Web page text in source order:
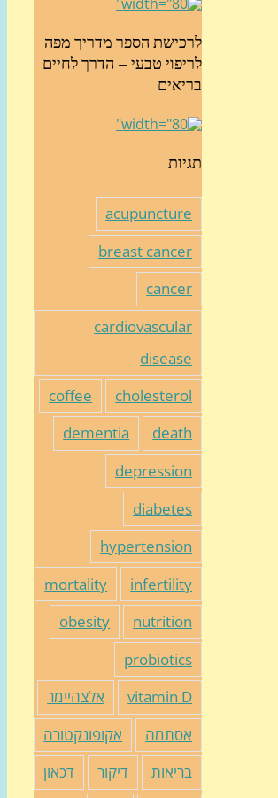
לרכישת הספר מדריך מפה
לריפוי טבעי – הדרך לחיים
בריאים
תגיות
acupuncture
breast cancer
cancer
cardiovascular
disease
cholesterol
coffee
death
dementia
depression
diabetes
hypertension
infertility
mortality
nutrition
obesity
probiotics
vitamin D
אלצהיימר
אסתמה
אקופונקטורה
בריאות
דיקור
דכאון